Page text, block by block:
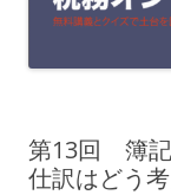
ッ
第13回 簿記
仕訳はどう